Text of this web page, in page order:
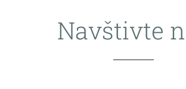
Navštivte